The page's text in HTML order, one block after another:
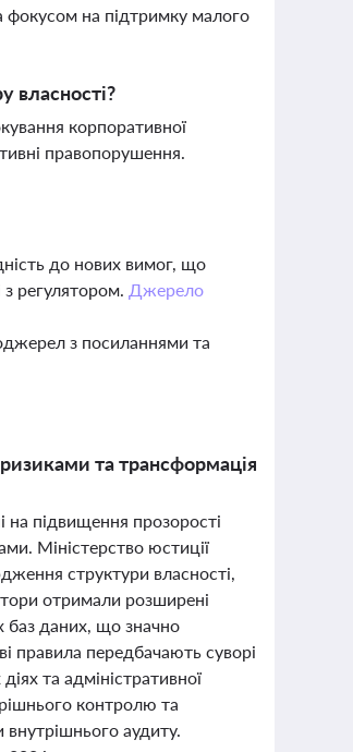
фокусом на підтримку малого
власності?
корпоративної
правопорушення.
до нових вимог, що
з регулятором. Джерело
з посиланнями та
та трансформація
на підвищення прозорості
Міністерство юстиції
структури власності,
отримали розширені
баз даних, що значно
правила передбачають суворі
та адміністративної
контролю та
аудиту.